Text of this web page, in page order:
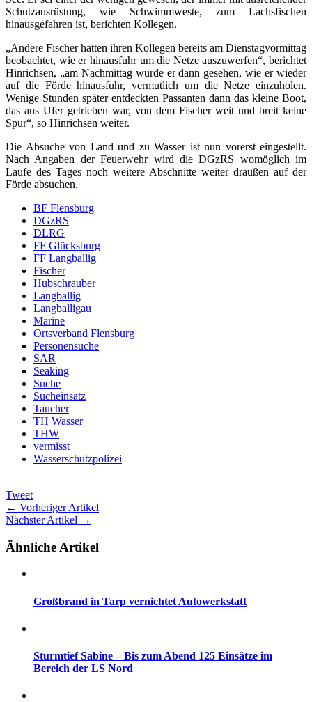
Schutzausrüstung, wie Schwimmweste, zum Lachsfischen
hinausgefahren ist, berichten Kollegen.
„Andere Fischer hatten ihren Kollegen bereits am Dienstagvormittag
beobachtet, wie er hinausfuhr um die Netze auszuwerfen“, berichtet
Hinrichsen, „am Nachmittag wurde er dann gesehen, wie er wieder
auf die Förde hinausfuhr, vermutlich um die Netze einzuholen.
Wenige Stunden später entdeckten Passanten dann das kleine Boot,
das ans Ufer getrieben war, von dem Fischer weit und breit keine
Spur“, so Hinrichsen weiter.
Die Absuche von Land und zu Wasser ist nun vorerst eingestellt.
Nach Angaben der Feuerwehr wird die DGzRS womöglich im
Laufe des Tages noch weitere Abschnitte weiter draußen auf der
Förde absuchen.
BF Flensburg
DGzRS
DLRG
FF Glücksburg
FF Langballig
Fischer
Hubschrauber
Langballig
Langballigau
Marine
Ortsverband Flensburg
Personensuche
SAR
Seaking
Suche
Sucheinsatz
Taucher
TH Wasser
THW
vermisst
Wasserschutzpolizei
Tweet
← Vorheriger Artikel
Nächster Artikel →
Ähnliche Artikel
Großbrand in Tarp vernichtet Autowerkstatt
Sturmtief Sabine – Bis zum Abend 125 Einsätze im
Bereich der LS Nord